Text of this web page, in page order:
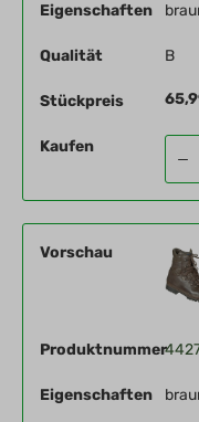
Eigenschaften
Qualität B
Stückpreis
Kaufen
Vorschau
Produktnummer
Eigenschaften